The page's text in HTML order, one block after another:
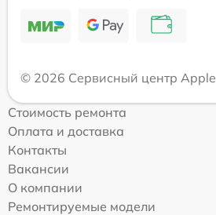
© 2026 Сервисный центр Apple
Стоимость ремонта
Оплата и доставка
Контакты
Вакансии
О компании
Ремонтируемые модели